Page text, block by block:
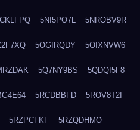
5NI5PO7L 5NROBV9R
5OGIRQDY 5OIXNVW6
5Q7NY9BS 5QDQI5F8
5RCDBBFD 5ROV8T2I
5RZPCFKF 5RZQDHMO